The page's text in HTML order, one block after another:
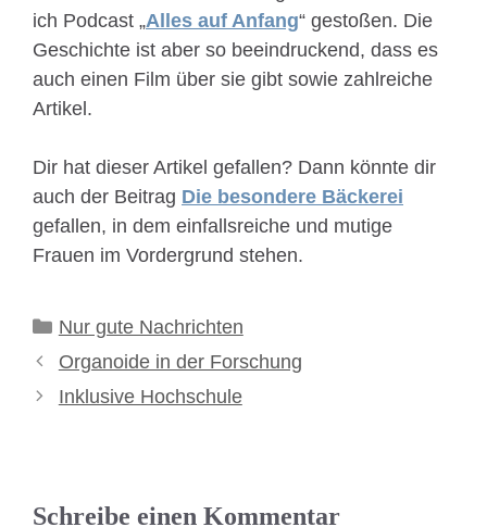
ich Podcast „Alles auf Anfang“ gestoßen. Die
Geschichte ist aber so beeindruckend, dass es
auch einen Film über sie gibt sowie zahlreiche
Artikel.
Dir hat dieser Artikel gefallen? Dann könnte dir
auch der Beitrag Die besondere Bäckerei
gefallen, in dem einfallsreiche und mutige
Frauen im Vordergrund stehen.
Kategorien
Nur gute Nachrichten
Organoide in der Forschung
Inklusive Hochschule
Schreibe einen Kommentar